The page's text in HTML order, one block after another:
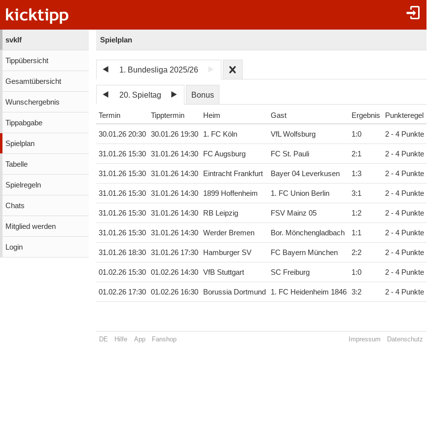
svklf
Tippübersicht
Gesamtübersicht
Wunschergebnis
Tippabgabe
Spielplan
Tabelle
Spielregeln
Chats
Mitglied werden
Login
Spielplan
1. Bundesliga 2025/26
20. Spieltag Bonus
Termin Tipptermin Heim Gast Ergebnis Punkteregel
30.01.26 20:30 30.01.26 19:30 1. FC Köln VfL Wolfsburg 1:0 2 - 4 Punkte
31.01.26 15:30 31.01.26 14:30 FC Augsburg FC St. Pauli 2:1 2 - 4 Punkte
31.01.26 15:30 31.01.26 14:30 Eintracht Frankfurt Bayer 04 Leverkusen 1:3 2 - 4 Punkte
31.01.26 15:30 31.01.26 14:30 1899 Hoffenheim 1. FC Union Berlin 3:1 2 - 4 Punkte
31.01.26 15:30 31.01.26 14:30 RB Leipzig FSV Mainz 05 1:2 2 - 4 Punkte
31.01.26 15:30 31.01.26 14:30 Werder Bremen Bor. Mönchengladbach 1:1 2 - 4 Punkte
31.01.26 18:30 31.01.26 17:30 Hamburger SV FC Bayern München 2:2 2 - 4 Punkte
01.02.26 15:30 01.02.26 14:30 VfB Stuttgart SC Freiburg 1:0 2 - 4 Punkte
01.02.26 17:30 01.02.26 16:30 Borussia Dortmund 1. FC Heidenheim 1846 3:2 2 - 4 Punkte
DE Hilfe App Fanshop Impressum Datenschutz